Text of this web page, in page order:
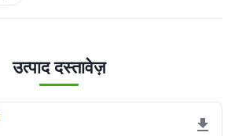
उत्पाद दस्तावेज़